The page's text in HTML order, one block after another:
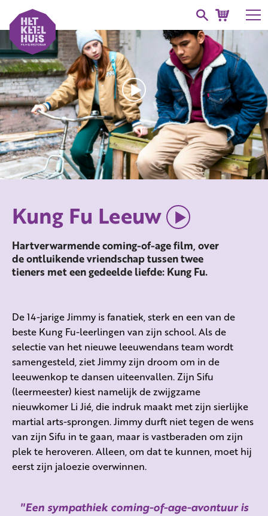
Kung Fu Leeuw
Hartverwarmende coming-of-age film, over
de ontluikende vriendschap tussen twee
tieners met een gedeelde liefde: Kung Fu.
De 14-jarige Jimmy is fanatiek, sterk en een van de
beste Kung Fu-leerlingen van zijn school. Als de
selectie van het nieuwe leeuwendans team wordt
samengesteld, ziet Jimmy zijn droom om in de
leeuwenkop te dansen uiteenvallen. Zijn Sifu
(leermeester) kiest namelijkde zwijgzame
nieuwkomer Li Jié, die indruk maakt met zijn sierlijke
martialarts-sprongen.Jimmy durft niet tegen de wens
van zijn Sifu in te gaan, maar is vastberaden om zijn
plek te heroveren. Alleen, om dat te kunnen, moet hij
eerst zijn jaloezie overwinnen.
Een sympathiek coming-of-age-avontuur is